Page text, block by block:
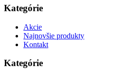
Kategórie
Akcie
Najnovšie produkty
Kontakt
Kategórie